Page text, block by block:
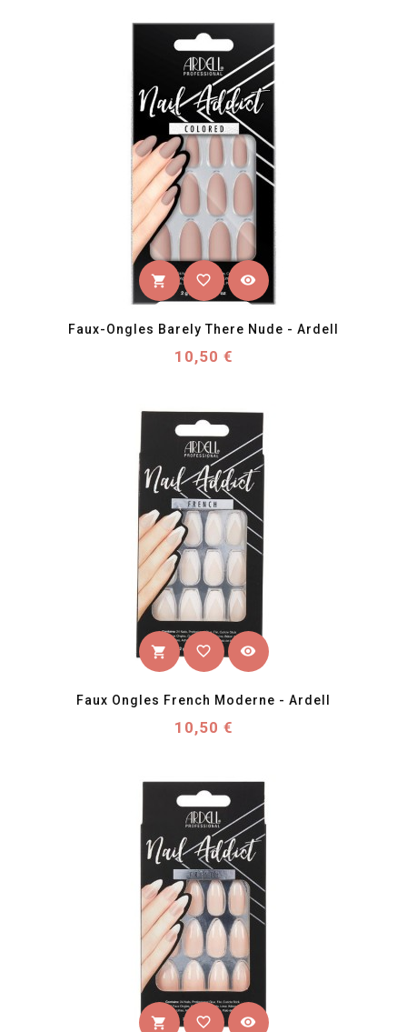
shopping_cart favorite_border visibility
Faux-Ongles Barely There Nude - Ardell
Prix
10,50 €
shopping_cart favorite_border visibility
Faux Ongles French Moderne - Ardell
Prix
10,50 €
shopping_cart favorite_border visibility